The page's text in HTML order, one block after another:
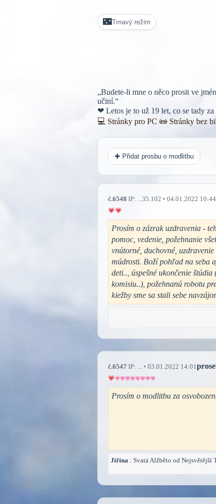
🌃Tmavý režim
„Budete-li mne o něco prosit ve
učiní.“
❤ Letos je to už 19 let, co se tady
💻 Stránky pro PC 📜 Stránky bez
✚ Přidat prosbu o modlitbu
č.6548 IP: ...35.102 • 04.01.2022 10:44
Prosím o zázrak uzdravenia -
pomoc, vedenie, požehnanie
vnútorné, duchovné,
múdrosti. Boží pohľad na seba
deti.., úspešné ukončenie
komisiu..), požehnanú robotu
kiežby sme sa stali sebe
č.6547 IP: ... • 03.01.2022 14:01
Prosím o modlitbu za
Jiřina : Svatá Alžběto od Nejsvětější